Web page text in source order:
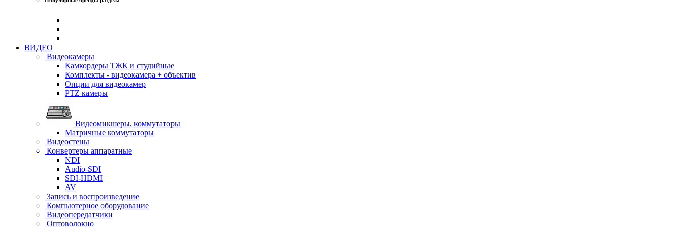
ВИДЕО
Видеокамеры
Камкордеры ТЖК и студийные
Комплекты - видеокамера + объектив
Опции для видеокамер
PTZ камеры
Видеомикшеры, коммутаторы
Матричные коммутаторы
Видеостены
Конвертеры аппаратные
NDI
Audio-SDI
SDI-HDMI
AV
Запись и воспроизведение
Компьютерное оборудование
Видеопередатчики
Оптоволокно